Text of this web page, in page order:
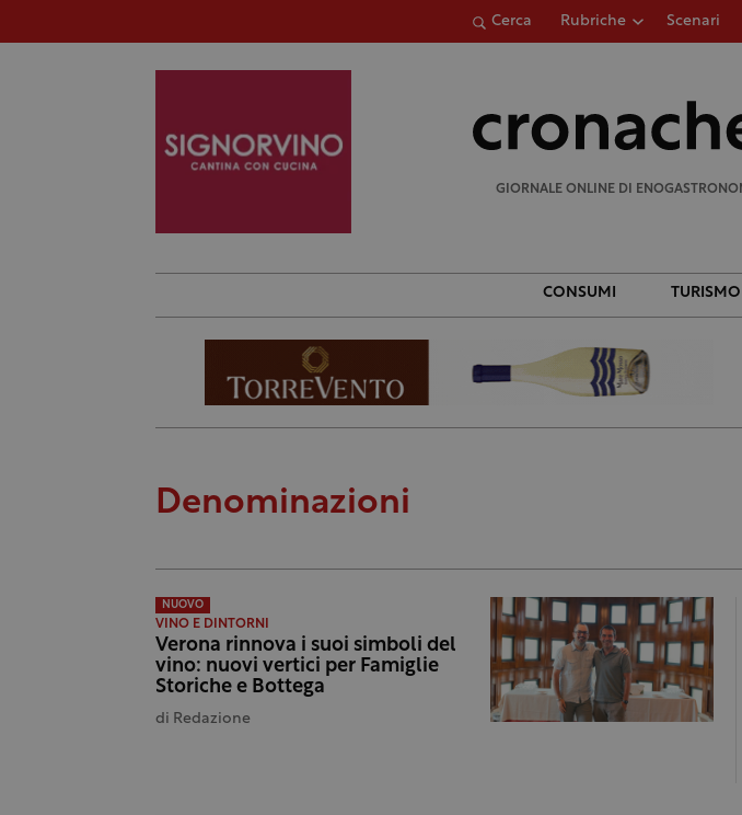
Cerca Rubriche Scenari
GIORNALE ONLINE DI
CONSUMI TURISMO
Denominazioni
NUOVO
VINO E DINTORNI
Verona rinnova i suoi simboli del
vino: nuovi vertici per Famiglie
Storiche e Bottega
di Redazione